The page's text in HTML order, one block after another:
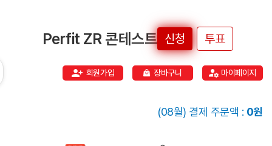
Perfit ZR 콘테스트 신청 투표
회원가입 장바구니 마이페이지
(08월) 결제 주문액 : 0원